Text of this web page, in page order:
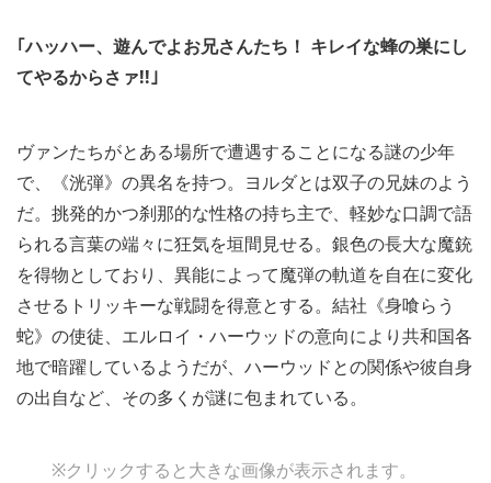
｢ハッハー、遊んでよお兄さんたち！ キレイな蜂の巣にし
てやるからさァ!!｣
ヴァンたちがとある場所で遭遇することになる謎の少年
で、《洸弾》の異名を持つ。ヨルダとは双子の兄妹のよう
だ。挑発的かつ刹那的な性格の持ち主で、軽妙な口調で語
られる言葉の端々に狂気を垣間見せる。銀色の長大な魔銃
を得物としており、異能によって魔弾の軌道を自在に変化
させるトリッキーな戦闘を得意とする。結社《身喰らう
蛇》の使徒、エルロイ・ハーウッドの意向により共和国各
地で暗躍しているようだが、ハーウッドとの関係や彼自身
の出自など、その多くが謎に包まれている。
※クリックすると大きな画像が表示されます。